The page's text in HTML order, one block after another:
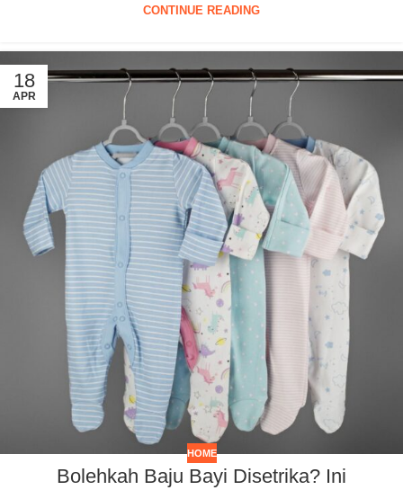
CONTINUE READING
18
APR
HOME
Bolehkah Baju Bayi Disetrika? Ini